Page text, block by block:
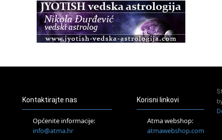
Access BARS®, otpusti stres
Access Energetski Facelift®
Tečaj Višeg Vodstva, razvijanja intuicije i Akaša zapisa
25.08.
Upisi u program Profesionalni hipnoterapeut — nova
generacija kreće 25.08. 2026.
Kontaktirajte nas
Općenite informacije:
info@atma.hr
Korisni linkovi
Atma webshop:
atmawebshop.com